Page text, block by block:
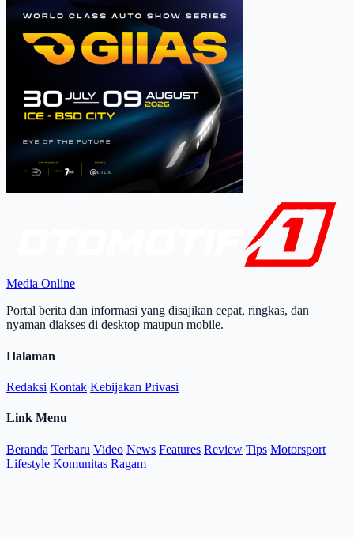
Media Online
Portal berita dan informasi yang disajikan cepat, ringkas, dan
nyaman diakses di desktop maupun mobile.
Halaman
Redaksi Kontak Kebijakan Privasi
Link Menu
Beranda Terbaru Video News Features Review Tips Motorsport
Lifestyle Komunitas Ragam